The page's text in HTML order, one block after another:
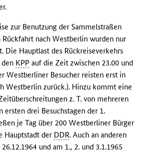
zur Benutzung der Sammelstraßen
nach Westberlin wurden nur
Die Hauptlast des Rückreiseverkehrs
KPP auf die Zeit zwischen 23.00 und
Westberliner Besucher reisten erst in
Westberlin zurück.). Hinzu kommt eine
z. T. von mehreren
ersten drei Besuchstagen der 1.
je Tag über 200 Westberliner Bürger
Hauptstadt der DDR. Auch an anderen
und am 1., 2. und 3.1.1965